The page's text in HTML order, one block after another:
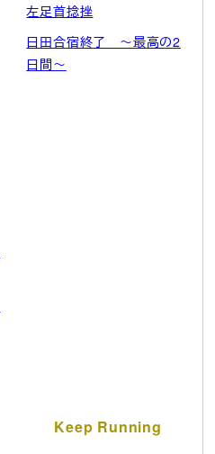
左足首捻挫
日田合宿終了 ～最高の2
日間～
Keep Running